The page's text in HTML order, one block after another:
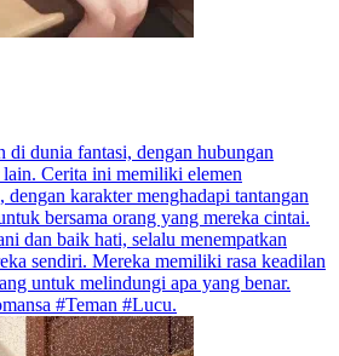
di dunia fantasi, dengan hubungan
Cerita ini memiliki elemen
dengan karakter menghadapi tantangan
bersama orang yang mereka cintai.
dan baik hati, selalu menempatkan
sendiri. Mereka memiliki rasa keadilan
untuk melindungi apa yang benar.
#Teman #Lucu.